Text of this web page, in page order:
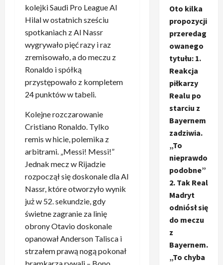
kolejki Saudi Pro League Al
Hilal w ostatnich sześciu
spotkaniach z Al Nassr
wygrywało pięć razy i raz
zremisowało, a do meczu z
Ronaldo i spółką
przystępowało z kompletem
24 punktów w tabeli.
Kolejne rozczarowanie
Cristiano Ronaldo. Tylko
remis w hicie, polemika z
arbitrami. „Messi! Messi!”
Jednak mecz w Rijadzie
rozpoczął się doskonale dla Al
Nassr, które otworzyło wynik
już w 52. sekundzie, gdy
świetne zagranie za linię
obrony Otavio doskonale
opanował Anderson Talisca i
strzałem prawą nogą pokonał
bramkarza rywali – Bono.
Oto kilka
propozycji
przeredag
owanego
tytułu: 1.
Reakcja
piłkarzy
Realu po
starciu z
Bayernem
zadziwia.
„To
nieprawdo
podobne”
2. Tak Real
Madryt
odniósł się
do meczu
z
Bayernem.
„To chyba